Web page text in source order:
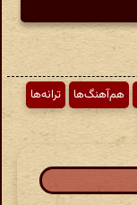
هم‌آهنگ‌ها
ترانه‌ها